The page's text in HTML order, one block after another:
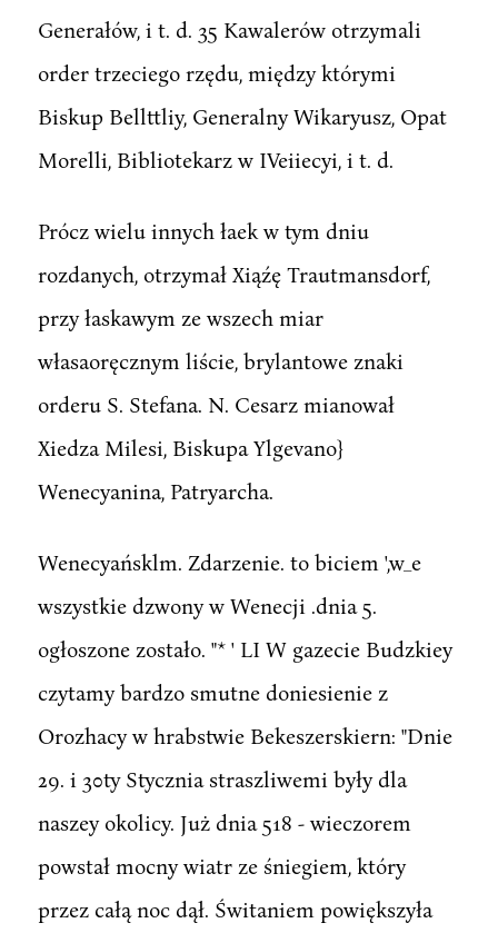
Generałów, i t. d. 35 Kawalerów otrzymali
order trzeciego rzędu, między którymi
Biskup Bellttliy, Generalny Wikaryusz, Opat
Morelli, Bibliotekarz w IVeiiecyi, i t. d.
Prócz wielu innych łaek w tym dniu
rozdanych, otrzymał Xiąźę Trautmansdorf,
przy łaskawym ze wszech miar
własaoręcznym liście, brylantowe znaki
orderu S. Stefana. N. Cesarz mianował
Xiedza Milesi, Biskupa Ylgevano}
Wenecyanina, Patryarcha.
Wenecyańsklm. Zdarzenie. to biciem ',w_e
wszystkie dzwony w Wenecji .dnia 5.
ogłoszone zostało. "* ' LI W gazecie Budzkiey
czytamy bardzo smutne doniesienie z
Orozhacy w hrabstwie Bekeszerskiern: "Dnie
29. i 30ty Stycznia straszliwemi były dla
naszey okolicy. Już dnia 518 - wieczorem
powstał mocny wiatr ze śniegiem, który
przez całą noc dął. Świtaniem powiększyła